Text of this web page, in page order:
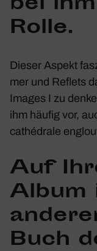
Rolle.
Dieser Aspekt
mer und Reflets
Images I zu
ihm häufig vor,
cathé­drale
Auf
Album
Buch